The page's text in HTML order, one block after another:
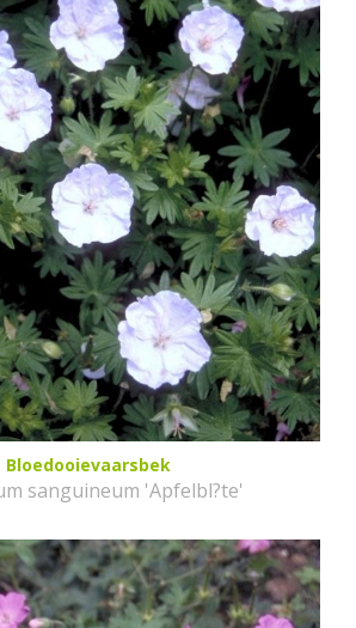
Bloedooievaarsbek
sanguineum 'Apfelbl?te'